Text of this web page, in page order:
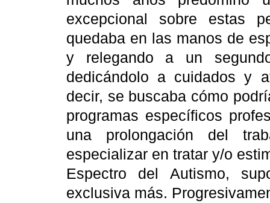
excepcional sobre estas
quedaba en las manos de
y relegando a un
dedicándolo a cuidados y
decir, se buscaba cómo
programas específicos
una prolongación del
especializar en tratar y/o
Espectro del Autismo,
exclusiva más.